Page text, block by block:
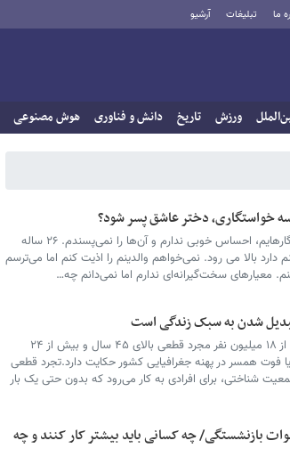
ما تبلیغات آرشیو
ورزش تاریخ دانش و فناوری هوش مصنوعی
خواستگاری، دختر عاشق پسر شود؟
در مورد هیچ کدام از خواستگارهایم، احساس خوبی ندارم و آن‌ها را نمی‌پسندم. ۲۶ ساله
بالا می رود. نمی‌خواهم والدینم را اذیت کنم اما می‌ترسم
معیارهای سخت‌گیرانه‌ای ندارم اما نمی‌دانم چه…
شدن به سبک زندگی است
آمارهای رسمی از وجود بیش از ۱۸ میلیون نفر مجرد قطعی بالای ۴۵ سال و بیش از ۲۴
فوت همسر در پهنه جغرافیایی کشور حکایت دارد.تجرد قطعی
شناختی، برای افرادی به کار می‌رود که بدون حتی یک بار
بازنشستگی/ چه کسانی باید بیشتر کار کنند و چه